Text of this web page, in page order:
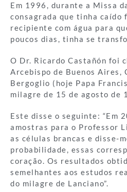
Em 1996, durante a Missa
consagrada que tinha caído
recipiente com água para
poucos dias, tinha se
O Dr. Ricardo Castañón foi
Arcebispo de Buenos Aires,
Bergoglio (hoje Papa
milagre de 15 de agosto de
Este disse o seguinte: “Em
amostras para o Professor
as células brancas e disse-
probabilidade, essas
coração. Os resultados
semelhantes aos estudos
do milagre de Lanciano”.